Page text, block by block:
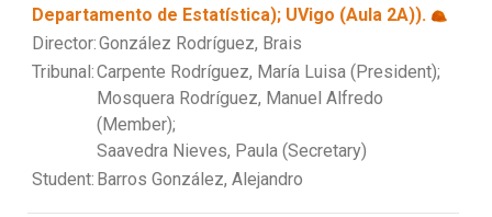
Departamento de Estatística); UVigo (Aula 2A)).
Director:González Rodríguez, Brais
Tribunal:Carpente Rodríguez, María Luisa (President);
Mosquera Rodríguez, Manuel Alfredo
(Member);
Saavedra Nieves, Paula (Secretary)
Student: Barros González, Alejandro